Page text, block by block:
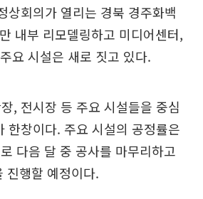
상회의가 열리는 경북 경주화백
내부 리모델링하고 미디어센터,
요 시설은 새로 짓고 있다.
, 전시장 등 주요 시설들을 중심
한창이다. 주요 시설의 공정률은
다음 달 중 공사를 마무리하고
진행할 예정이다.